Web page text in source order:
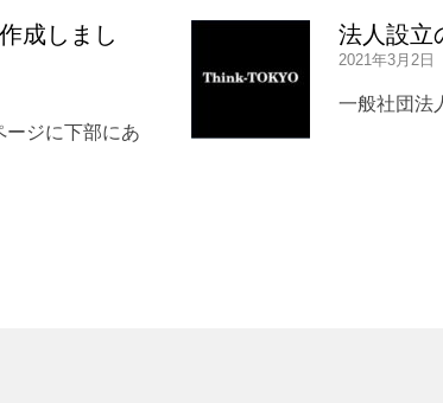
成しまし
ージに下部にあ
法人設立
2021年3月2日
一般社団法